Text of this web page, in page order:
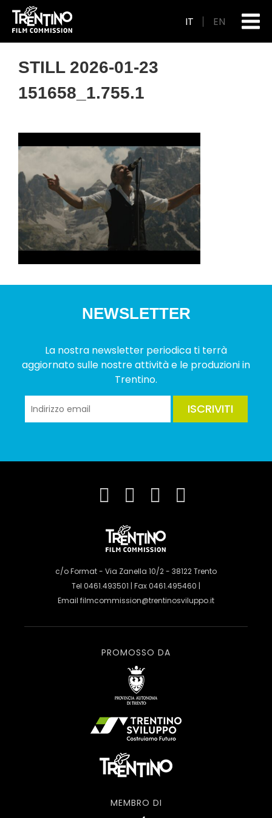
IT EN
STILL 2026-01-23
151658_1.755.1
NEWSLETTER
La nostra newsletter periodica ti terrà
aggiornato sulle nostre attività e le produzioni in
Trentino.
ISCRIVITI
c/o Format - Via Zanella 10/2 - 38122 Trento
Tel 0461.493501 | Fax 0461.495460 |
Email filmcommission@trentinosviluppo.it
PROMOSSO DA
MEMBRO DI